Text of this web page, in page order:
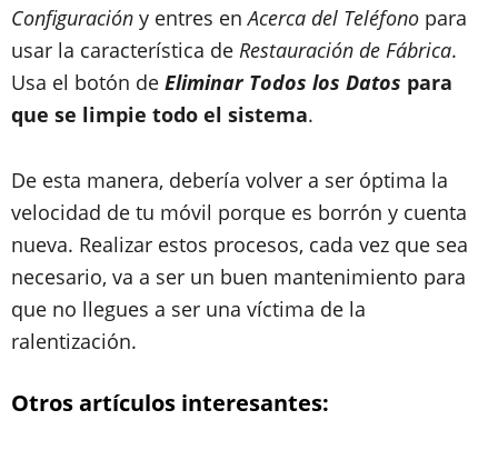
Configuración y entres enAcerca del Teléfono para
usar la característica de Restauración de Fábrica.
Usa el botón de Eliminar Todos los Datos para
que se limpie todo el sistema.
De esta manera, debería volver a ser óptima la
velocidad de tu móvil porque es borrón y cuenta
nueva. Realizar estos procesos, cada vez que sea
necesario, va a ser un buen mantenimiento para
que no llegues a ser una víctima de la
ralentización.
Otros artículos interesantes: